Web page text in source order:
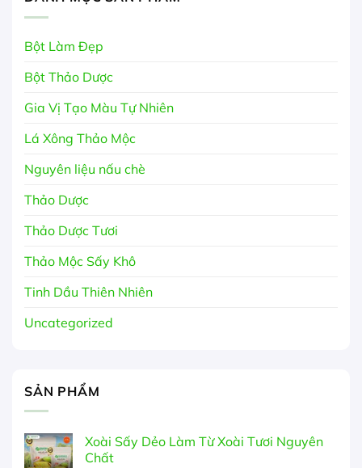
Bột Làm Đẹp
Bột Thảo Dược
Gia Vị Tạo Màu Tự Nhiên
Lá Xông Thảo Mộc
Nguyên liệu nấu chè
Thảo Dược
Thảo Dược Tươi
Thảo Mộc Sấy Khô
Tinh Dầu Thiên Nhiên
Uncategorized
SẢN PHẨM
Xoài Sấy Dẻo Làm Từ Xoài Tươi Nguyên
Chất